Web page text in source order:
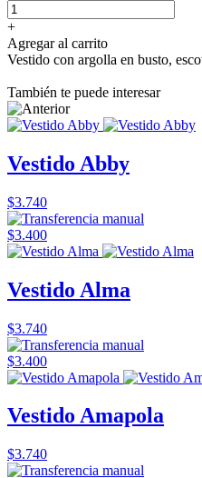
+
Agregar al carrito
Vestido con argolla en busto,
También te puede interesar
Vestido Abby
$3.740
$3.400
Vestido Alma
$3.740
$3.400
Vestido Amapola
$3.740